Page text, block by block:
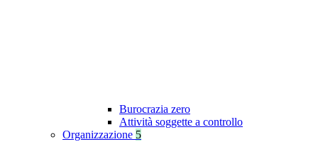
Burocrazia zero
Attività soggette a controllo
Organizzazione 5